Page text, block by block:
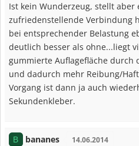
Ist kein Wunderzeug, stellt aber
zufriedenstellende Verbindung
bei entsprechender Belastung
deutlich besser als ohne...liegt
gummierte Auflagefläche durch
und dadurch mehr Reibung/
Vorgang ist dann ja auch
Sekundenkleber.
B bananes 14.06.2014